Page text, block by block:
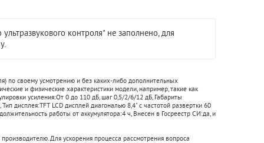
контроля" не заполнено, для
по своему усмотрению и без каких-либо дополнительных
и физические характеристики модели, например, такие как
усиления:От 0 до 110 дБ, шаг 0,5/2/6/12 дБ, Габариты
,Тип дисплея:TFT LCD дисплей диагональю 8,4" с частотой развертки 60
работы от аккумулятора:4 ч, Внесен в Госреестр СИ:да, и
Для ускорения процесса рассмотрения вопроса